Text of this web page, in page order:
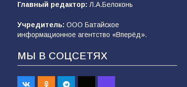
Главный редактор: Л.А.Белоконь
Учредитель: ООО Батайское
информационное агентство «Вперёд».
МЫ В СОЦСЕТЯХ